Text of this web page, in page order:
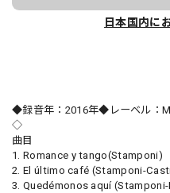
日本国内に
◆録音年：2016年◆レーベル：
◇
曲目
1. Romance y tango(Stamponi)
2. El último café (Stamponi-
3. Quedémonos aquí